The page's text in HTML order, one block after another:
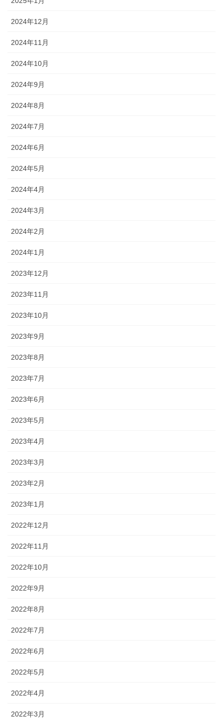
2024年12月
2024年11月
2024年10月
2024年9月
2024年8月
2024年7月
2024年6月
2024年5月
2024年4月
2024年3月
2024年2月
2024年1月
2023年12月
2023年11月
2023年10月
2023年9月
2023年8月
2023年7月
2023年6月
2023年5月
2023年4月
2023年3月
2023年2月
2023年1月
2022年12月
2022年11月
2022年10月
2022年9月
2022年8月
2022年7月
2022年6月
2022年5月
2022年4月
2022年3月